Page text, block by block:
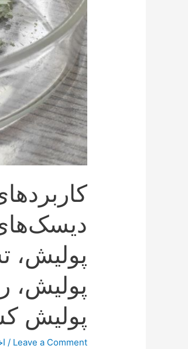
پولیش،
پولیش،
پولیش
Leave a Comment
/